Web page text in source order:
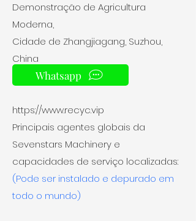
Demonstração de Agricultura
Moderna,
Cidade de Zhangjiagang, Suzhou,
China
https://www.recyc.vip
Principais agentes globais da
Sevenstars Machinery e
capacidades de serviço localizadas:
(Pode ser instalado e depurado em
todo o mundo)
Whatsapp